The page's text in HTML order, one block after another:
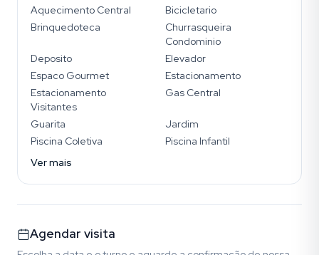
Aquecimento Central
Bicicletario
Brinquedoteca
Churrasqueira
Condominio
Deposito
Elevador
Espaco Gourmet
Estacionamento
Estacionamento
Visitantes
Gas Central
Guarita
Jardim
Piscina Coletiva
Piscina Infantil
Ver mais
Agendar visita